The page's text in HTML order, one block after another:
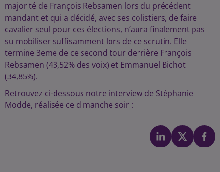
majorité de François Rebsamen lors du précédent
mandant et qui a décidé, avec ses colistiers, de faire
cavalier seul pour ces élections, n’aura finalement pas
su mobiliser suffisamment lors de ce scrutin. Elle
termine 3eme de ce second tour derrière François
Rebsamen (43,52% des voix) et Emmanuel Bichot
(34,85%).
Retrouvez ci-dessous notre interview de Stéphanie
Modde, réalisée ce dimanche soir :